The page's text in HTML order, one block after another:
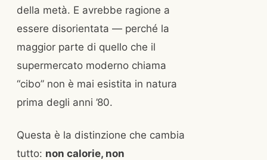
della metà. E avrebbe ragione a
essere disorientata — perché la
maggior parte di quello che il
supermercato moderno chiama
“cibo” non è mai esistita in natura
prima degli anni ’80.
Questa è la distinzione che cambia
tutto: non calorie, non